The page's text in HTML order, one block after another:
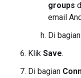
groups
email
Di bagian
Klik Save.
Di bagian